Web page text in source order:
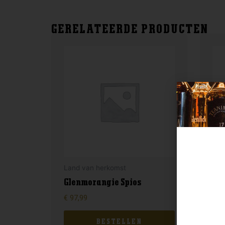
GERELATEERDE PRODUCTEN
Glenmorangie Spios
€ 97,99
BESTELLEN